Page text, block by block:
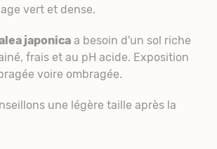
vert et dense.
japonicaa besoin d'un sol riche
frais et au pH acide. Exposition
voire ombragée.
une légère taille après la